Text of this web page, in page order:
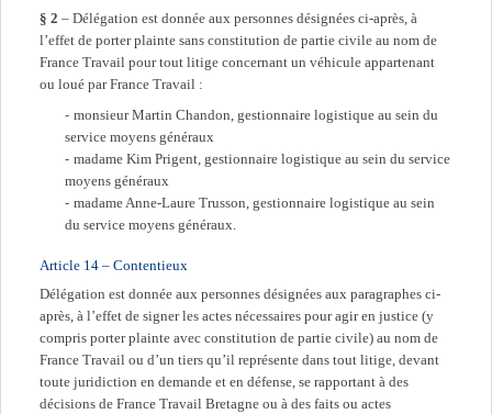
§ 2 – Délégation est donnée aux personnes désignées ci-après, à
l’effet de porter plainte sans constitution de partie civile au nom de
France Travail pour tout litige concernant un véhicule appartenant
ou loué par France Travail :
monsieur Martin Chandon, gestionnaire logistique au sein du
service moyens généraux
madame Kim Prigent, gestionnaire logistique au sein du service
moyens généraux
madame Anne-Laure Trusson, gestionnaire logistique au sein
du service moyens généraux.
Article 14 – Contentieux
Délégation est donnée aux personnes désignées aux paragraphes ci-
après, à l’effet de signer les actes nécessaires pour agir en justice (y
compris porter plainte avec constitution de partie civile) au nom de
France Travail ou d’un tiers qu’il représente dans tout litige, devant
toute juridiction en demande et en défense, se rapportant à des
décisions de France Travail Bretagne ou à des faits ou actes